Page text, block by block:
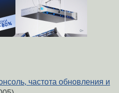
частота обновления и